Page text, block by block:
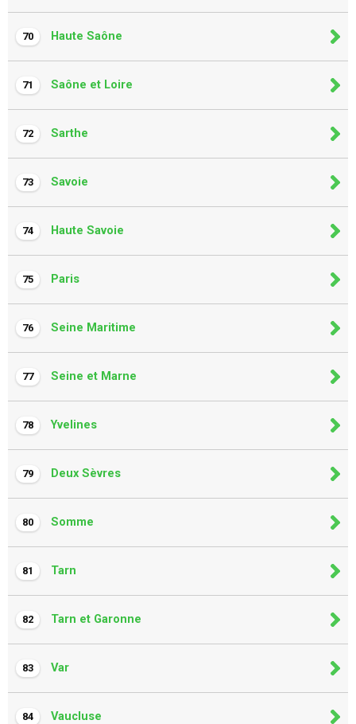
70 Haute Saône
71 Saône et Loire
72 Sarthe
73 Savoie
74 Haute Savoie
75 Paris
76 Seine Maritime
77 Seine et Marne
78 Yvelines
79 Deux Sèvres
80 Somme
81 Tarn
82 Tarn et Garonne
83 Var
84 Vaucluse